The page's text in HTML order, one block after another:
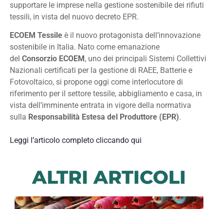
supportare le imprese nella gestione sostenibile dei rifiuti
tessili, in vista del nuovo decreto EPR.
ECOEM Tessile è il nuovo protagonista dell’innovazione
sostenibile in Italia. Nato come emanazione
del Consorzio ECOEM , uno dei principali Sistemi Collettivi
Nazionali certificati per la gestione di RAEE, Batterie e
Fotovoltaico, si propone oggi come interlocutore di
riferimento per il settore tessile, abbigliamento e casa, in
vista dell’imminente entrata in vigore della normativa
sulla Responsabilità Estesa del Produttore (EPR).
Leggi l’articolo completo cliccando qui
ALTRI ARTICOLI